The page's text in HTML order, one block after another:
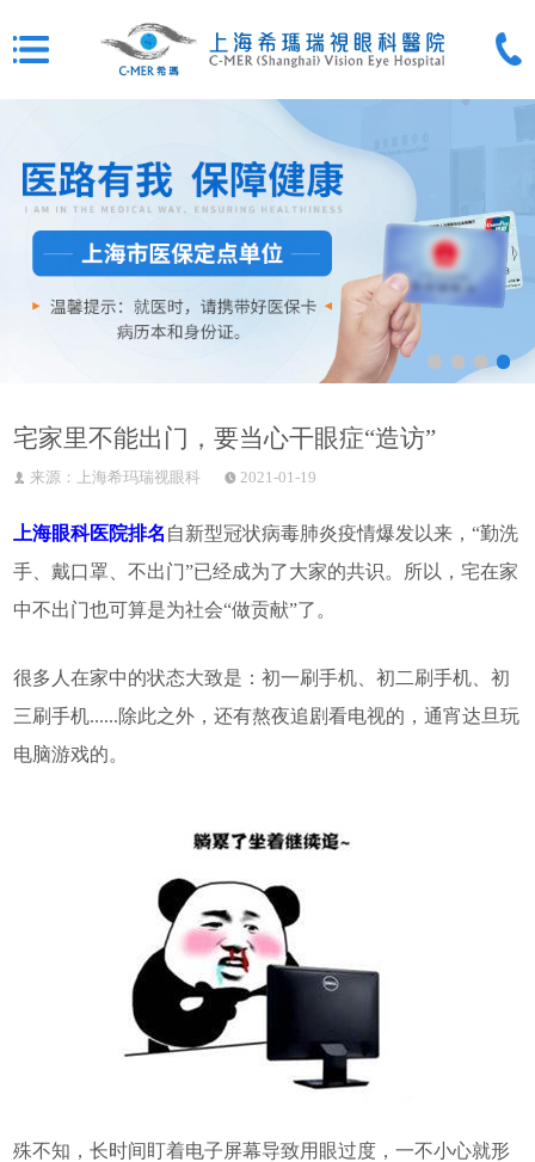
宅家里不能出门，要当心干眼症“造访”
来源：上海希玛瑞视眼科 2021-01-19
上海眼科医院排名 自新型冠状病毒肺炎疫情爆发以来，“勤洗
手、戴口罩、不出门”已经成为了大家的共识。所以，宅在家
中不出门也可算是为社会“做贡献”了。
很多人在家中的状态大致是：初一刷手机、初二刷手机、初
三刷手机......除此之外，还有熬夜追剧看电视的，通宵达旦玩
电脑游戏的。
殊不知，长时间盯着电子屏幕导致用眼过度，一不小心就形